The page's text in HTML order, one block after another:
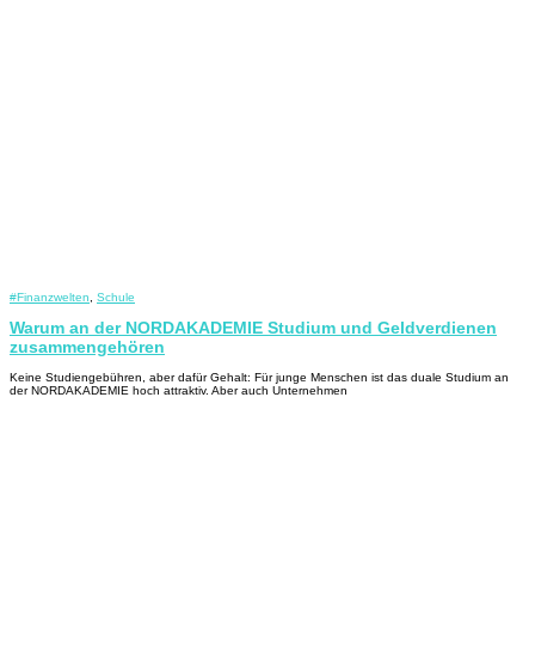
#Finanzwelten, Schule
Warum an der NORDAKADEMIE Studium und Geldverdienen
zusammengehören
Keine Studiengebühren, aber dafür Gehalt: Für junge Menschen ist das duale Studium an
der NORDAKADEMIE hoch attraktiv. Aber auch Unternehmen